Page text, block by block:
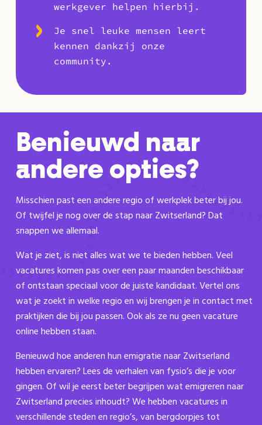
werkgever helpen hierbij.
Je snel leuke mensen leert
kennen dankzij onze
community.
Benieuwd naar
andere opties?
Misschien past een andere regio of werkplek beter bij jou.
Of twijfel je nog over de stap naar Zwitserland? Dat
snappen we allemaal.
Wat je ziet, is niet alles wat we te bieden hebben. Veel
vacatures komen pas over een paar maanden beschikbaar
of ontstaan speciaal voor de juiste kandidaat. Vertel ons
wat je zoekt in welke regio en wij brengen je in contact met
praktijken die bij jou passen. Ook als ze nu geen vacature
online hebben staan.
Benieuwd hoe anderen hun emigratie naar Zwitserland
hebben ervaren? Lees de verhalen van fysio’s die je voor
gingen. Of wil je eerst beter begrijpen wat emigreren naar
Zwitserland precies inhoudt? We hebben vacatures in
verschillende steden en regio’s, van bergdorpjes tot